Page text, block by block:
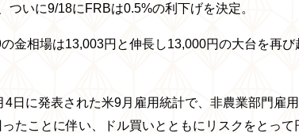
ついに9/18にFRBは0.5%の利下げを決定。
金相場は13,003円と伸長し13,000円の大台を再
4日に発表された米9月雇用統計で、非農業部門雇
たことに伴い、ドル買いとともにリスクをとって